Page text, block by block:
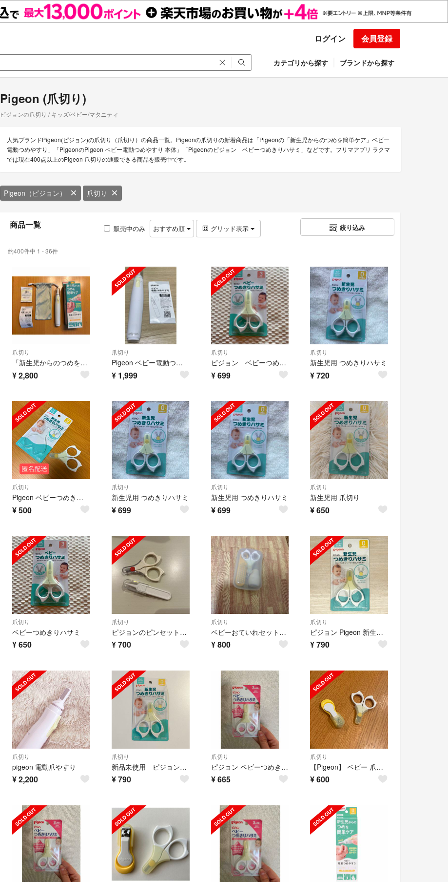
ログイン 会員登録
カテゴリから探す ブランドから探す
Pigeon (爪切り)
ピジョンの爪切り / キッズ/ベビー/マタニティ
人気ブランドPigeon(ピジョン)の爪切り（爪切り）の商品一覧。Pigeonの爪切りの新着商品は「Pigeonの「新生児からのつめを簡単ケア」ベビー
電動つめやすり」「PigeonのPigeon ベビー電動つめやすり 本体」「Pigeonのピジョン ベビーつめきりハサミ」などです。フリマアプリ ラクマ
では現在400点以上のPigeon 爪切りの通販できる商品を販売中です。
Pigeon（ピジョン） 爪切り
商品一覧 販売中のみ おすすめ順 グリッド表示 絞り込み
約400件中 1 - 36件
爪切り
「新生児からのつめを簡単ケア」ベビー電動つめやすり
¥2,800
爪切り
Pigeon ベビー電動つめやすり 本体
¥ 1,999
爪切り
ピジョン ベビーつめきりハサミ
¥699
爪切り
新生児用 つめきりハサミ
¥720
爪切り
Pigeon ベビーつめきりハサミ 3ヶ月頃から
¥500
爪切り
新生児用 つめきりハサミ
¥699
爪切り
新生児用 つめきりハサミ
¥699
爪切り
新生児用 爪切り
¥650
爪切り
ベビーつめきりハサミ
¥650
爪切り
ピジョンのピンセットと爪切りセット♪
¥700
爪切り
ベビーおていれセット ピジョン
¥800
爪切り
ピジョン Pigeon 新生児つめきりはさみ
¥790
爪切り
pigeon 電動爪やすり
¥2,200
爪切り
新品未使用 ピジョン ベビー爪切りハサミ
¥790
爪切り
ピジョン ベビーつめきりハサミ。 ##140
¥665
爪切り
【Pigeon】 ベビー 爪切り
¥600